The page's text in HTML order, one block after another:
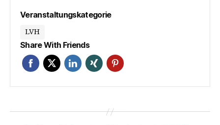
Veranstaltungskategorie
LVH
Share With Friends